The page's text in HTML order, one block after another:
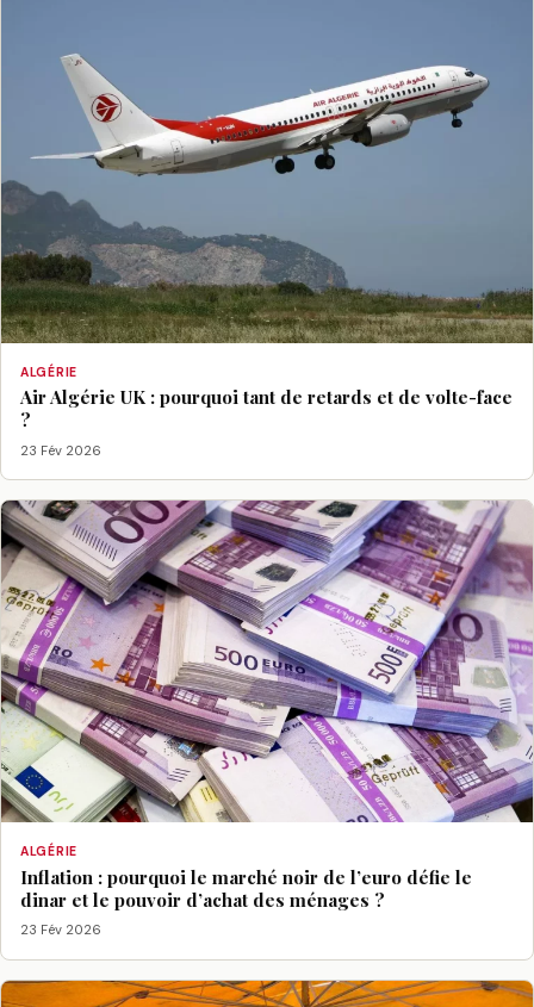
ALGÉRIE
Air Algérie UK : pourquoi tant de retards et de volte-face
?
23 Fév 2026
ALGÉRIE
Inflation : pourquoi le marché noir de l’euro défie le
dinar et le pouvoir d’achat des ménages ?
23 Fév 2026